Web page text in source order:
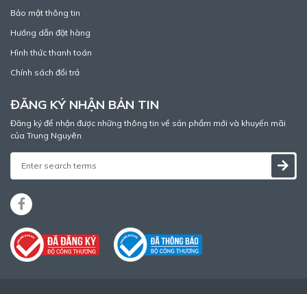
Bảo mật thông tin
Hướng dẫn đặt hàng
Hình thức thanh toán
Chính sách đổi trả
ĐĂNG KÝ NHẬN BẢN TIN
Đăng ký để nhận được những thông tin về sản phẩm mới và khuyến mãi
của Trung Nguyên